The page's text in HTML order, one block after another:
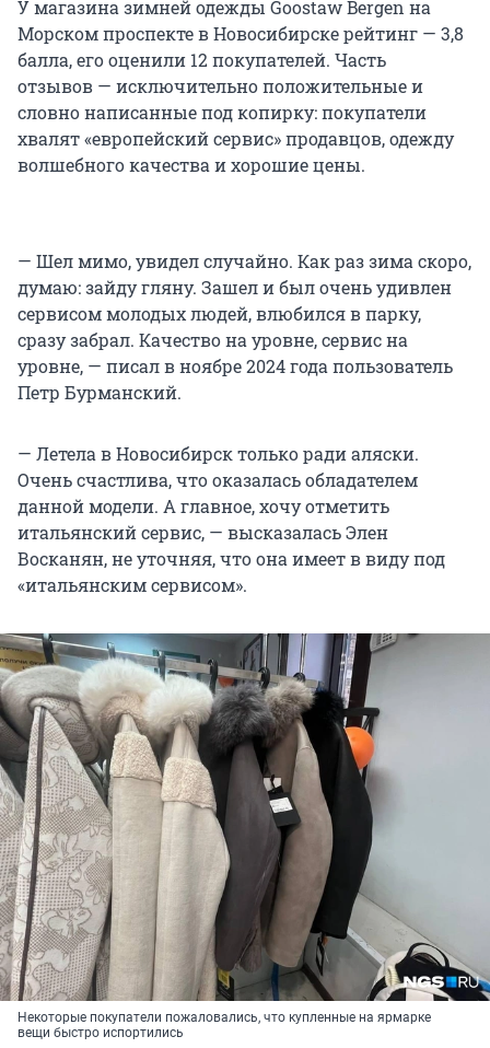
У магазина зимней одежды Goostaw Bergen на
Морском проспекте в Новосибирске рейтинг — 3,8
балла, его оценили 12 покупателей. Часть
отзывов — исключительно положительные и
словно написанные под копирку: покупатели
хвалят «европейский сервис» продавцов, одежду
волшебного качества и хорошие цены.
— Шел мимо, увидел случайно. Как раз зима скоро,
думаю: зайду гляну. Зашел и был очень удивлен
сервисом молодых людей, влюбился в парку,
сразу забрал. Качество на уровне, сервис на
уровне, — писал в ноябре 2024 года пользователь
Петр Бурманский.
— Летела в Новосибирск только ради аляски.
Очень счастлива, что оказалась обладателем
данной модели. А главное, хочу отметить
итальянский сервис, — высказалась Элен
Восканян, не уточняя, что она имеет в виду под
«итальянским сервисом».
Некоторые покупатели пожаловались, что купленные на ярмарке
вещи быстро испортились